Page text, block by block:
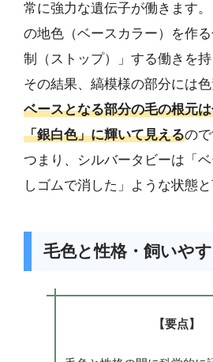
常に強力な遺伝子が働きます
の地色（ベースカラー）を作
制（ストップ）」する働きを持
その結果、縞模様の部分には色
ベースとなる部分の毛の根元
「銀白色」に輝いて見えるので
つまり、シルバータビーは「
しゴムで消した」ような状態と
毛色と性格・飼いや
【要点】